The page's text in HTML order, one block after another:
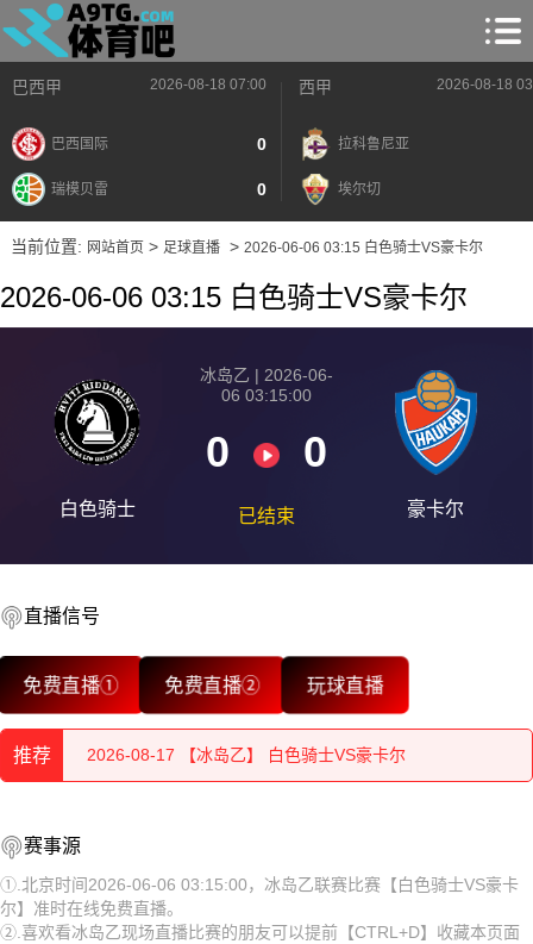
巴西甲 2026-08-18 07:00
巴西国际 0
瑞模贝雷 0
西甲 2026-08-18
拉科鲁尼亚
埃尔切
当前位置: 网站首页> 足球直播> 2026-06-06 03:15 白色骑士VS豪卡尔
2026-06-06 03:15 白色骑士VS豪卡尔
白色骑士
冰岛乙 | 2026-06-
06 03:15:00
0 0
已结束 豪卡尔
直播信号
免费直播① 免费直播② 玩球直播
推荐
2026-08-18 【冰岛乙】 白色骑士VS豪卡尔
2026-08-18 【冰岛乙】 白色骑士VS豪卡尔
2026-08-17 【冰岛乙】 白色骑士VS豪卡尔
2026-08-17 【冰岛乙】 白色骑士VS豪卡尔
2026-08-17 【冰岛乙】 白色骑士VS豪卡尔
赛事源
①.北京时间2026-06-06 03:15:00，冰岛乙联赛比赛【白色骑士VS豪卡
尔】准时在线免费直播。
②.喜欢看冰岛乙现场直播比赛的朋友可以提前【CTRL+D】收藏本页面